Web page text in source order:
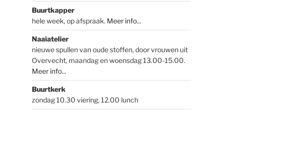
Buurtkapper
hele week, op afspraak. Meer info...
Naaiatelier
nieuwe spullen van oude stoffen, door vrouwen uit
Overvecht, maandag en woensdag 13.00-15.00.
Meer info...
Buurtkerk
zondag 10.30 viering, 12.00 lunch